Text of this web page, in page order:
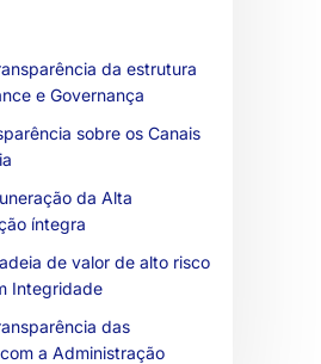
da estrutura
e Governança
sobre os Canais
da Alta
íntegra
de valor de alto risco
Integridade
das
a Administração